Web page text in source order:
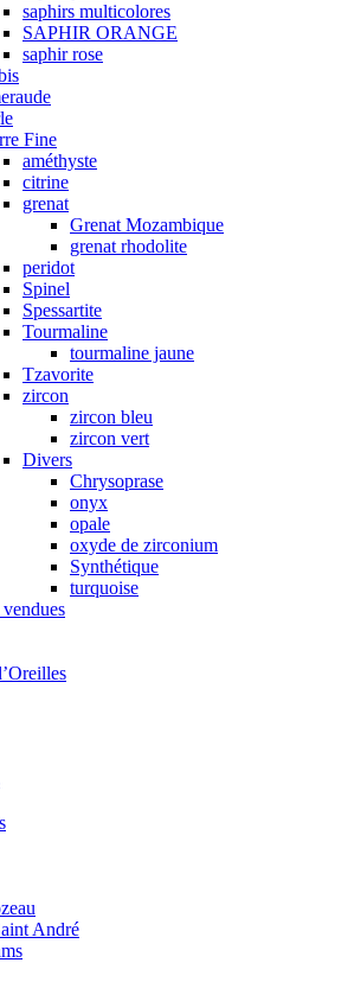
saphirs multicolores
SAPHIR ORANGE
saphir rose
Fine
améthyste
citrine
grenat
Grenat Mozambique
grenat rhodolite
peridot
Spinel
Spessartite
Tourmaline
tourmaline jaune
Tzavorite
zircon
zircon bleu
zircon vert
Divers
Chrysoprase
onyx
opale
oxyde de zirconium
Synthétique
turquoise
André